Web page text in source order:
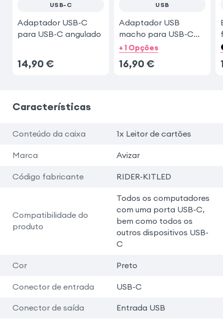
USB-C
Adaptador USB-C
para USB-C angulado
14,90 €
USB
Adaptador USB
macho para USB-C
Swissten
+ 1 Opções
16,90 €
Características
Conteúdo da caixa 1x Leitor de cartões
Marca Avizar
Código fabricante RIDER-KITLED
Compatibilidade do
produto
Todos os computadores
com uma porta USB-C,
bem como todos os
outros dispositivos USB-
C
Cor Preto
Conector de entrada USB-C
Conector de saída Entrada USB